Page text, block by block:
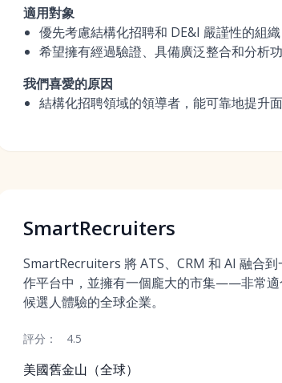
適用對象
優先考慮結構化招聘和 DE&I 嚴謹性的組織
希望擁有經過驗證、具備廣泛整合和分析
我們喜愛的原因
結構化招聘領域的領導者，能可靠地提升
SmartRecruiters
SmartRecruiters 將 ATS、CRM 和 AI 融合到
作平台中，並擁有一個龐大的市集——非常適
候選人體驗的全球企業。
評分： 4.5
美國舊金山（全球）